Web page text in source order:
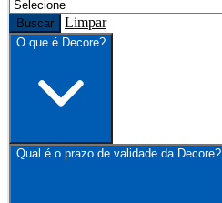
Buscar Limpar
O que é Decore?
Qual é o prazo de validade da Decore?